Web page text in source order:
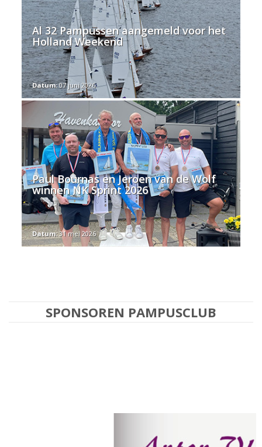
Al 32 Pampussen aangemeld voor het
Holland Weekend
Datum:07 juni 2026
Paul Bournas en Jeroen van de Wolf
winnen NK Sprint 2026
Datum:31 mei 2026
SPONSOREN PAMPUSCLUB